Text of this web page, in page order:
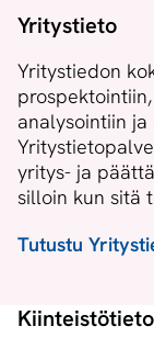
Yritystieto
Yritystiedon
analysointiin
yritys- ja
silloin kun sitä
Tutustu
Kiinteistötieto